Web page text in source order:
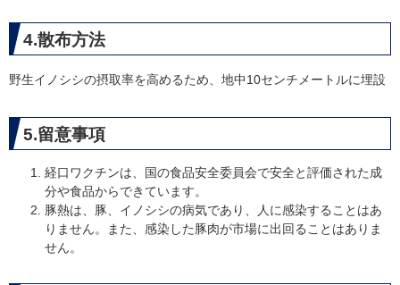
4.散布方法
野生イノシシの摂取率を高めるため、地中10センチメートルに埋設
5.留意事項
経口ワクチンは、国の食品安全委員会で安全と評価された成
分や食品からできています。
豚熱は、豚、イノシシの病気であり、人に感染することはあ
りません。また、感染した豚肉が市場に出回ることはありま
せん。